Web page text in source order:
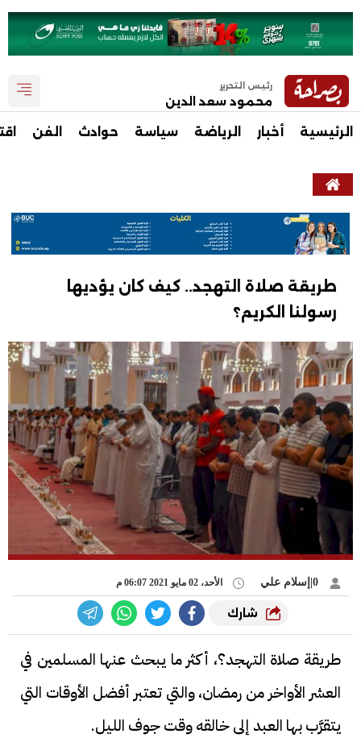
رئيس التحرير
محمود سعد الدين
الرئيسية أخبار الرياضة سياسة حوادث الفن
طريقة صلاة التهجد.. كيف كان يؤديها
رسولنا الكريم؟
الأحد، 02 مايو 2021 06:07 م
شارك
طريقة صلاة التهجد؟، أكثر ما يبحث عنها المسلمين في
العشر الأواخر من رمضان، والتي تعتبر أفضل الأوقات التي
يتقرَّب بها العبد إلى خالقه وقت جوف الليل.